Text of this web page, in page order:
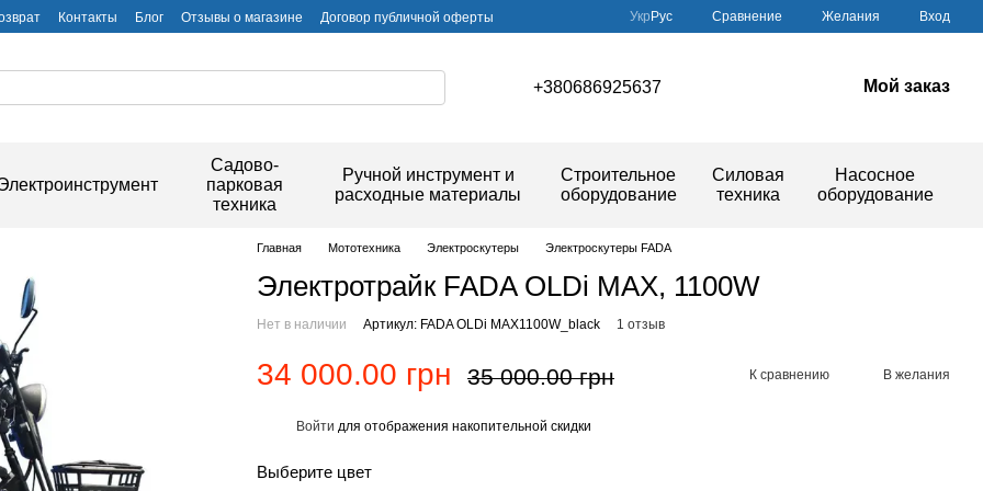
Контакты Блог Отзывы о магазине
Договор публичной оферты
Укр Рус Сравнение Желания Вход
+380686925637 Мой заказ
Садово-
парковая
техника
Ручной инструмент и
расходные материалы
Строительное
оборудование
Силовая
техника
Насосное
оборудование
Главная Мототехника Электроскутеры Электроскутеры FADA
Электротрайк FADA OLDi MAX, 1100W
Нет в наличии Артикул: FADA OLDi MAX1100W_black 1 отзыв
34 000.00 грн 35 000.00 грн К сравнению В желания
Войти для отображения накопительной скидки
Выберите цвет